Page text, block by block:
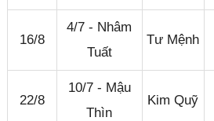
16/8
4/7 - Nhâm
Tuất
Tư Mệnh
22/8
10/7 - Mậu
Thìn
Kim Quỹ